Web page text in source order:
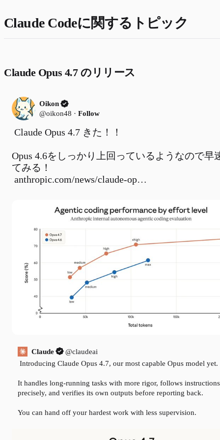
Claude Codeに関するトピック
Claude Opus 4.7 のリリース
Oikon
@oikon48 · Follow
Claude Opus 4.7 きた！！
Opus 4.6をしっかり上回っているようなので早
anthropic.com/news/claude-op…
Claude
@claudeai
Introducing Claude Opus 4.7, our most capable Opus model yet.
It handles long-running tasks with more rigor, follows
precisely, and verifies its own outputs before reporting back.
You can hand off your hardest work with less supervision.